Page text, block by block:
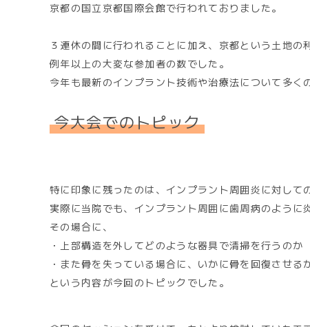
京都の国立京都国際会館で行われておりました。
３連休の間に行われることに加え、京都という土地の
例年以上の大変な参加者の数でした。
今年も最新のインプラント技術や治療法について多く
今大会でのトピック
特に印象に残ったのは、インプラント周囲炎に対して
実際に当院でも、インプラント周囲に歯周病のように
その場合に、
・上部構造を外してどのような器具で清掃を行うのか
・また骨を失っている場合に、いかに骨を回復させる
という内容が今回のトピックでした。